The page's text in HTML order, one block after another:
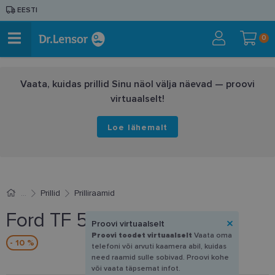
EESTI
0
Vaata, kuidas prillid Sinu näol välja näevad — proovi
virtuaalselt!
Loe lähemalt
Prillid Prilliraamid
Ford TF 5890B 056 51-19
- 10 %
Proovi virtuaalselt
Proovi toodet virtuaalselt Vaata oma
telefoni või arvuti kaamera abil, kuidas
need raamid sulle sobivad. Proovi kohe
või vaata täpsemat infot.